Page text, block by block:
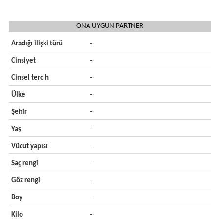
ONA UYGUN PARTNER
Aradığı ilişki türü -
Cinsiyet -
Cinsel tercih -
Ülke -
Şehir -
Yaş -
Vücut yapısı -
Saç rengi -
Göz rengi -
Boy -
Kilo -